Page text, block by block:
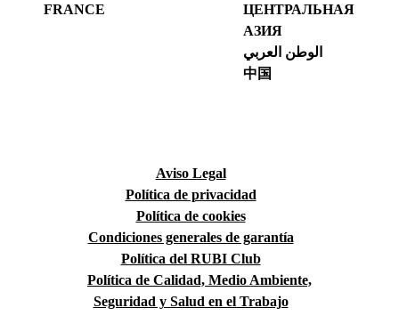
FRANCE
ЦЕНТРАЛЬНАЯ
АЗИЯ
الوطن العربي
中国
Aviso Legal
Política de privacidad
Política de cookies
Condiciones generales de garantía
Política del RUBI Club
Política de Calidad, Medio Ambiente,
Seguridad y Salud en el Trabajo